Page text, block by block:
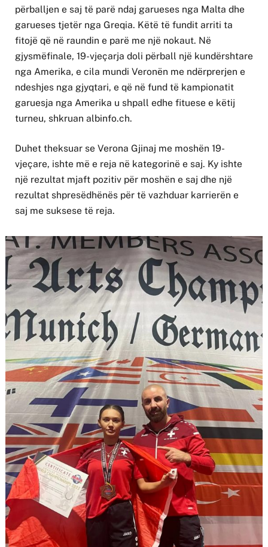
përballjen e saj të parë ndaj garueses nga Malta dhe
garueses tjetër nga Greqia. Këtë të fundit arriti ta
fitojë që në raundin e parë me një nokaut. Në
gjysmëfinale, 19-vjeçarja doli përball një kundërshtare
nga Amerika, e cila mundi Veronën me ndërprerjen e
ndeshjes nga gjyqtari, e që në fund të kampionatit
garuesja nga Amerika u shpall edhe fituese e këtij
turneu, shkruan albinfo.ch.
Duhet theksuar se Verona Gjinaj me moshën 19-
vjeçare, ishte më e reja në kategorinë e saj. Ky ishte
një rezultat mjaft pozitiv për moshën e saj dhe një
rezultat shpresëdhënës për të vazhduar karrierën e
saj me suksese të reja.